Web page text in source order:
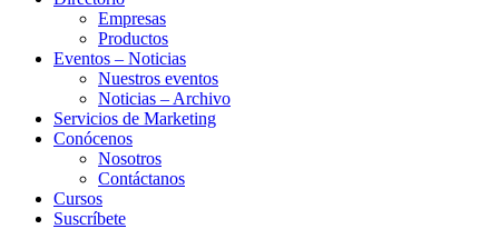
Empresas
Productos
Eventos – Noticias
Nuestros eventos
Noticias – Archivo
Servicios de Marketing
Conócenos
Nosotros
Contáctanos
Cursos
Suscríbete